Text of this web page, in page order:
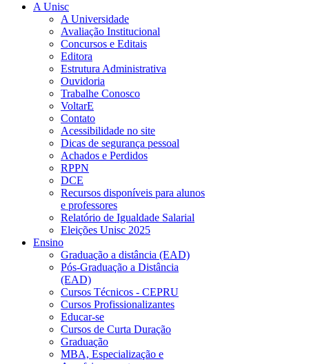
A Unisc
A Universidade
Avaliação Institucional
Concursos e Editais
Editora
Estrutura Administrativa
Ouvidoria
Trabalhe Conosco
VoltarE
Contato
Acessibilidade no site
Dicas de segurança pessoal
Achados e Perdidos
RPPN
DCE
Recursos disponíveis para alunos
e professores
Relatório de Igualdade Salarial
Eleições Unisc 2025
Ensino
Graduação a distância (EAD)
Pós-Graduação a Distância
(EAD)
Cursos Técnicos - CEPRU
Cursos Profissionalizantes
Educar-se
Cursos de Curta Duração
Graduação
MBA, Especialização e